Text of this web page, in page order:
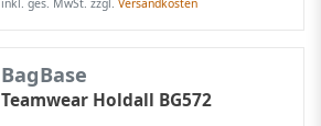
inkl. ges. MwSt. zzgl.Versandkosten
BagBase
Teamwear Holdall BG572